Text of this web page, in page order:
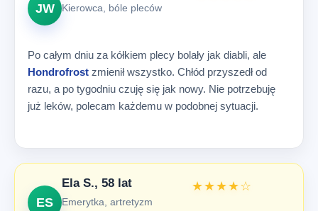
JW Kierowca, bóle pleców
Po całym dniu za kółkiem plecy bolały jak diabli, ale
Hondrofrost zmienił wszystko. Chłód przyszedł od
razu, a po tygodniu czuję się jak nowy. Nie potrzebuję
już leków, polecam każdemu w podobnej sytuacji.
ES
Ela S., 58 lat
Emerytka, artretyzm
★★★★☆